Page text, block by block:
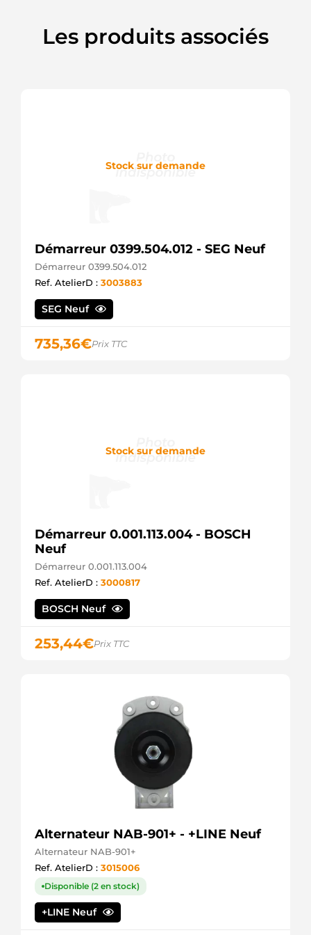
Electrolog
DRA0192
TRA130
TWA
Les produits associés
Stock sur demande
Démarreur 0399.504.012 - SEG Neuf
Démarreur 0399.504.012
Ref. AtelierD : 3003883
SEG Neuf
735,36€Prix TTC
Stock sur demande
Démarreur 0.001.113.004 - BOSCH
Neuf
Démarreur 0.001.113.004
Ref. AtelierD : 3000817
BOSCH Neuf
253,44€Prix TTC
Alternateur NAB-901+ - +LINE Neuf
Alternateur NAB-901+
Ref. AtelierD : 3015006
Disponible (2 en stock)
+LINE Neuf